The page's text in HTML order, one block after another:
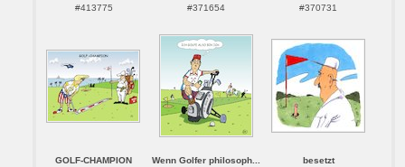
#413775
#371654
#370731
GOLF-CHAMPION
Wenn Golfer philosoph...
besetzt